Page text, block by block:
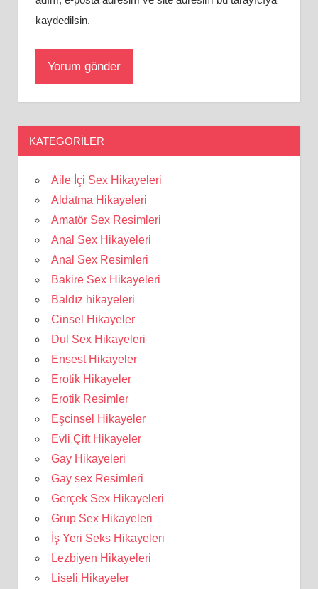
kaydedilsin.
KATEGORILER
Aile İçi Sex Hikayeleri
Aldatma Hikayeleri
Amatör Sex Resimleri
Anal Sex Hikayeleri
Anal Sex Resimleri
Bakire Sex Hikayeleri
Baldız hikayeleri
Cinsel Hikayeler
Dul Sex Hikayeleri
Ensest Hikayeler
Erotik Hikayeler
Erotik Resimler
Eşcinsel Hikayeler
Evli Çift Hikayeler
Gay Hikayeleri
Gay sex Resimleri
Gerçek Sex Hikayeleri
Grup Sex Hikayeleri
İş Yeri Seks Hikayeleri
Lezbiyen Hikayeleri
Liseli Hikayeler